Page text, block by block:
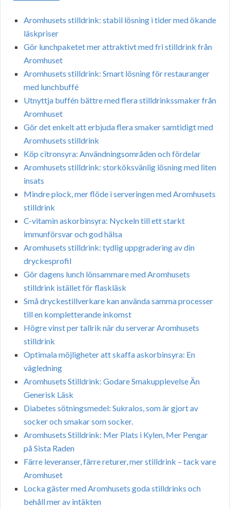
Aromhusets stilldrink: stabil lösning i tider med ökande
läskpriser
Gör lunchpaketet mer attraktivt med fri stilldrink från
Aromhuset
Aromhusets stilldrink: Smart lösning för restauranger
med lunchbuffé
Utnyttja buffén bättre med flera stilldrinkssmaker från
Aromhuset
Gör det enkelt att erbjuda flera smaker samtidigt med
Aromhusets stilldrink
Köp citronsyra: Användningsområden och fördelar
Aromhusets stilldrink: storköksvänlig lösning med liten
insats
Mindre plock, mer flöde i serveringen med Aromhusets
stilldrink
C-vitamin askorbinsyra: Nyckeln till ett starkt
immunförsvar och god hälsa
Aromhusets stilldrink: tydlig uppgradering av din
dryckesprofil
Gör dagens lunch lönsammare med Aromhusets
stilldrink istället för flaskläsk
Små dryckestillverkare kan använda samma processer
till en kompletterande inkomst
Högre vinst per tallrik när du serverar Aromhusets
stilldrink
Optimala möjligheter att skaffa askorbinsyra: En
vägledning
Aromhusets Stilldrink: Godare Smakupplevelse Än
Generisk Läsk
Diabetes sötningsmedel: Sukralos, som är gjort av
socker och smakar som socker.
Aromhusets Stilldrink: Mer Plats i Kylen, Mer Pengar
på Sista Raden
Färre leveranser, färre returer, mer stilldrink – tack vare
Aromhuset
Locka gäster med Aromhusets goda stilldrinks och
behåll mer av intäkten